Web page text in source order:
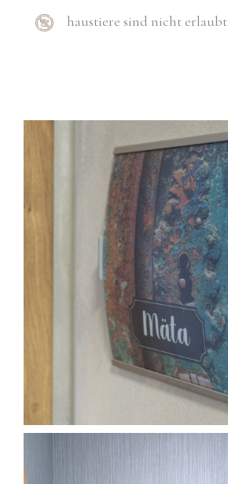
haustiere sind nicht erlaubt